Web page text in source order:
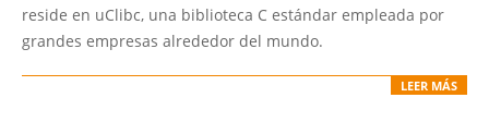
reside en uClibc, una biblioteca C estándar empleada por
grandes empresas alrededor del mundo.
LEER MÁS